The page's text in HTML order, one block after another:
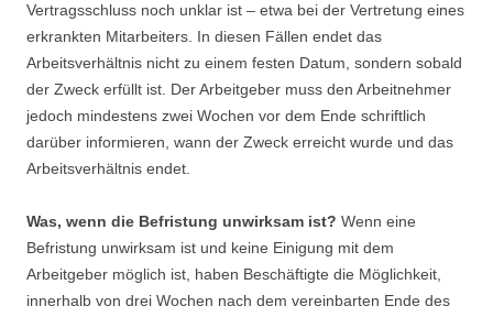
Vertragsschluss noch unklar ist – etwa bei der Vertretung eines
erkrankten Mitarbeiters. In diesen Fällen endet das
Arbeitsverhältnis nicht zu einem festen Datum, sondern sobald
der Zweck erfüllt ist. Der Arbeitgeber muss den Arbeitnehmer
jedoch mindestens zwei Wochen vor dem Ende schriftlich
darüber informieren, wann der Zweck erreicht wurde und das
Arbeitsverhältnis endet.
Was, wenn die Befristung unwirksam ist? Wenn eine
Befristung unwirksam ist und keine Einigung mit dem
Arbeitgeber möglich ist, haben Beschäftigte die Möglichkeit,
innerhalb von drei Wochen nach dem vereinbarten Ende des